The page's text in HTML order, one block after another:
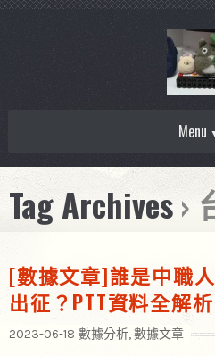
Menu
Tag Archives›
[數據文章]誰是中職
出征？PTT資料全解析
2023-06-18 數據分析,數據文章